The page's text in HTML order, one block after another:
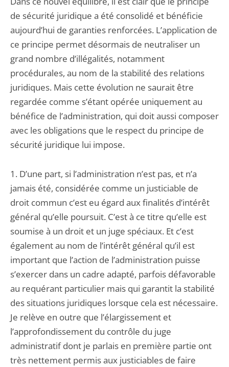
de sécurité juridique a été consolidé et bénéficie
aujourd’hui de garanties renforcées. L’application de
ce principe permet désormais de neutraliser un
grand nombre d’illégalités, notamment
procédurales, au nom de la stabilité des relations
juridiques. Mais cette évolution ne saurait être
regardée comme s’étant opérée uniquement au
bénéfice de l’administration, qui doit aussi composer
avec les obligations que le respect du principe de
sécurité juridique lui impose.
1. D’une part, si l’administration n’est pas, et n’a
jamais été, considérée comme un justiciable de
droit commun c’est eu égard aux finalités d’intérêt
général qu’elle poursuit. C’est à ce titre qu’elle est
soumise à un droit et un juge spéciaux. Et c’est
également au nom de l’intérêt général qu’il est
important que l’action de l’administration puisse
s’exercer dans un cadre adapté, parfois défavorable
au requérant particulier mais qui garantit la stabilité
des situations juridiques lorsque cela est nécessaire.
Je relève en outre que l’élargissement et
l’approfondissement du contrôle du juge
administratif dont je parlais en première partie ont
très nettement permis aux justiciables de faire